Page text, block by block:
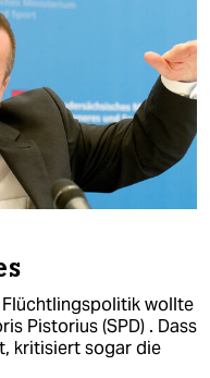
Flüchtlingspolitik wollte
Pistorius (SPD) . Dass
kritisiert sogar die